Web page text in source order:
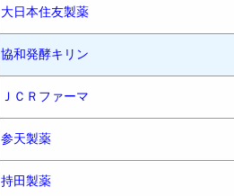
大日本住友製薬
協和発酵キリン
ＪＣＲファーマ
参天製薬
持田製薬